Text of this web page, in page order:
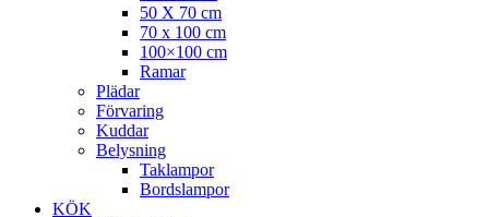
50 X 70 cm
70 x 100 cm
100×100 cm
Ramar
Plädar
Förvaring
Kuddar
Belysning
Taklampor
Bordslampor
KÖK